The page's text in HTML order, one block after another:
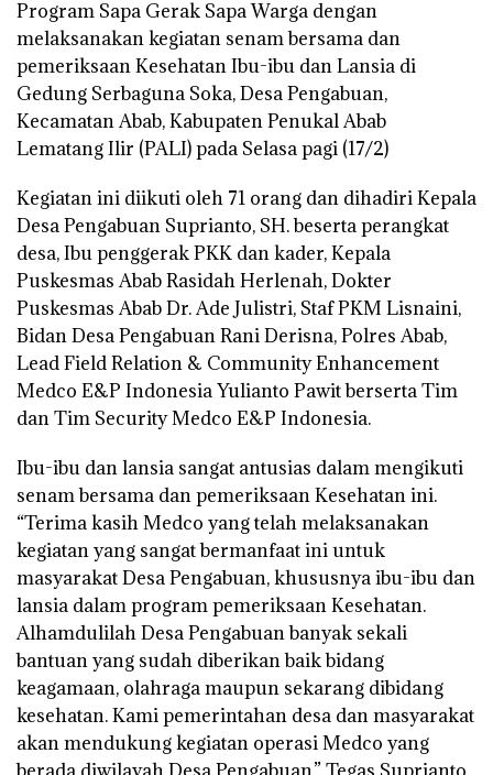
Program Sapa Gerak Sapa Warga dengan
melaksanakan kegiatan senam bersama dan
pemeriksaan Kesehatan Ibu-ibu dan Lansia di
Gedung Serbaguna Soka, Desa Pengabuan,
Kecamatan Abab, Kabupaten Penukal Abab
Lematang Ilir (PALI) pada Selasa pagi (17/2)
Kegiatan ini diikuti oleh 71 orang dan dihadiri Kepala
Desa Pengabuan Suprianto, SH. beserta perangkat
desa, Ibu penggerak PKK dan kader, Kepala
Puskesmas Abab Rasidah Herlenah, Dokter
Puskesmas Abab Dr. Ade Julistri, Staf PKM Lisnaini,
Bidan Desa Pengabuan Rani Derisna, Polres Abab,
Lead Field Relation & Community Enhancement
Medco E&P Indonesia Yulianto Pawit berserta Tim
dan Tim Security Medco E&P Indonesia.
Ibu-ibu dan lansia sangat antusias dalam mengikuti
senam bersama dan pemeriksaan Kesehatan ini.
“Terima kasih Medco yang telah melaksanakan
kegiatan yang sangat bermanfaat ini untuk
masyarakat Desa Pengabuan, khususnya ibu-ibu dan
lansia dalam program pemeriksaan Kesehatan.
Alhamdulilah Desa Pengabuan banyak sekali
bantuan yang sudah diberikan baik bidang
keagamaan, olahraga maupun sekarang dibidang
kesehatan. Kami pemerintahan desa dan masyarakat
akan mendukung kegiatan operasi Medco yang